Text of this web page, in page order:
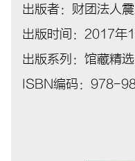
出版者：财团法人
出版时间：2017年1
出版系列：馆藏精选
ISBN编码：978-